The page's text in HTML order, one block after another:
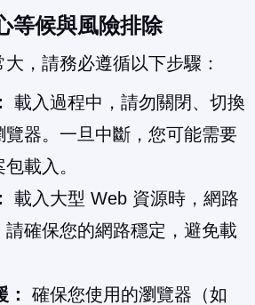
等候與風險排除
，請務必遵循以下步驟：
載入過程中，請勿關閉、切換
器。一旦中斷，您可能需要
載入。
載入大型 Web 資源時，網路
確保您的網路穩定，避免載
確保您使用的瀏覽器（如